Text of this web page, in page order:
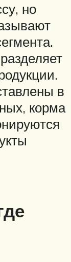
но
в
корма